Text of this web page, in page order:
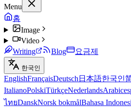
Menu
홈
Image
Video
Writing
Blog 요금제
한국인
EnglishFrançaisDeutsch 日本語한국인
ItalianoPolskiTürkçeNederlandsArabic
ไทยDanskNorsk bokmålBahasa